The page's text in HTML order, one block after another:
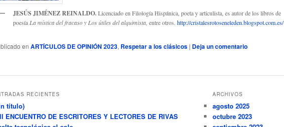
JESÚS JIMÉNEZ REINALDO.Licenciado en Filología Hispánica, poeta y articulista, es autor de los libros de
poesía La mística del fracaso y Los útiles del alquimista, entre otros. http://cristalesrotoseneleden.blogspot.com.es/
en ARTÍCULOS DE OPINIÓN 2023, Respetar a los clásicos | Deja un comentario
RECIENTES
título)
ENCUENTRO DE ESCRITORES Y LECTORES DE RIVAS
ARCHIVOS
agosto 2025
octubre 2023